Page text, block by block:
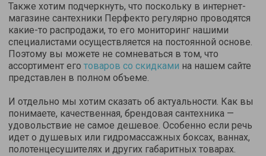
Также хотим подчеркнуть, что поскольку в интернет-
магазине сантехники Перфекто регулярно проводятся
какие-то распродажи, то его мониторинг нашими
специалистами осуществляется на постоянной основе.
Поэтому вы можете не сомневаться в том, что
ассортимент его товаров со скидками на нашем сайте
представлен в полном объеме.
И отдельно мы хотим сказать об актуальности. Как вы
понимаете, качественная, брендовая сантехника —
удовольствие не самое дешевое. Особенно если речь
идет о душевых или гидромассажных боксах, ваннах,
полотенцесушителях и других габаритных товарах.